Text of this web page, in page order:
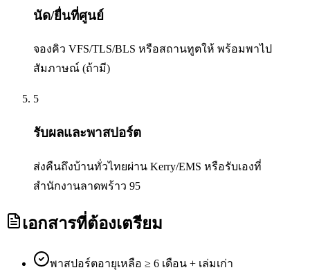
นัด/ยื่นที่ศูนย์
จองคิว VFS/TLS/BLS หรือสถานทูตให้ พร้อมพาไป
สัมภาษณ์ (ถ้ามี)
5
รับผลและพาสปอร์ต
ส่งคืนถึงบ้านทั่วไทยผ่าน Kerry/EMS หรือรับเองที่
สำนักงานลาดพร้าว 95
เอกสารที่ต้องเตรียม
พาสปอร์ตอายุเหลือ ≥ 6 เดือน + เล่มเก่า